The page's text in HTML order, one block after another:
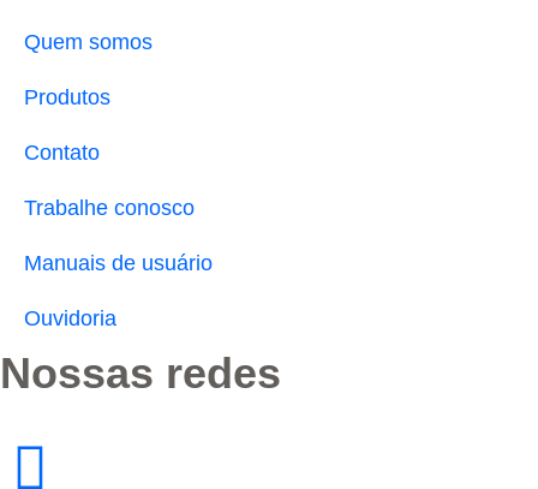
Quem somos
Produtos
Contato
Trabalhe conosco
Manuais de usuário
Ouvidoria
Nossas redes